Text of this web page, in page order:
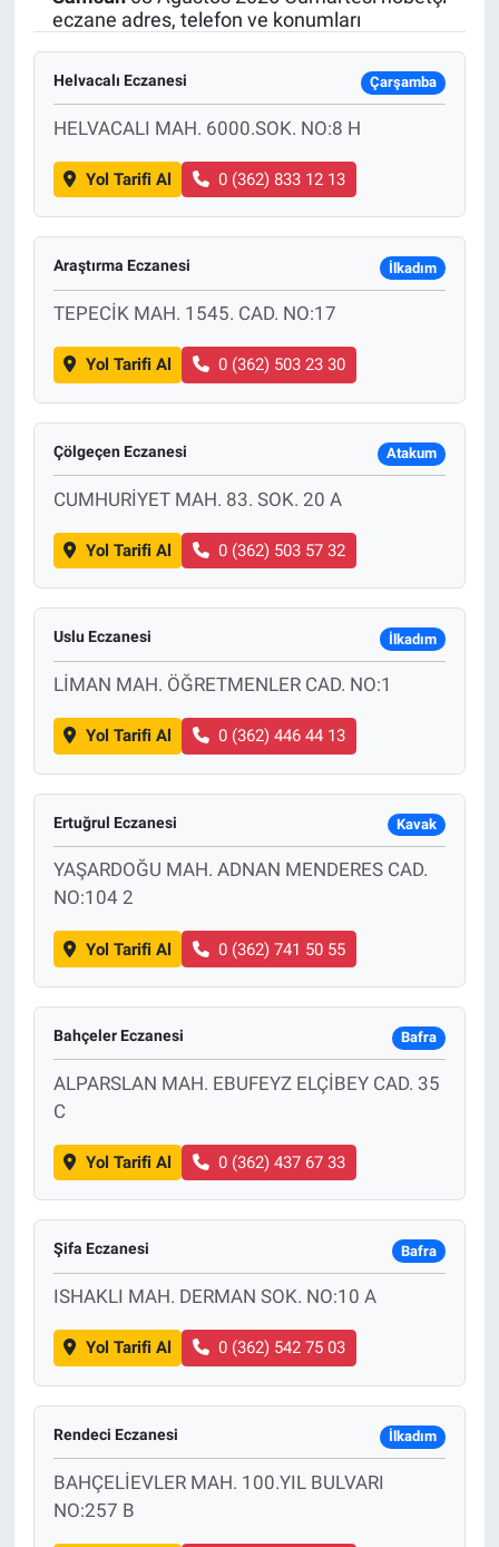
eczane adres, telefon ve konumları
Helvacalı Eczanesi Çarşamba
HELVACALI MAH. 6000.SOK. NO:8 H
Yol Tarifi Al 0 (362) 833 12 13
Araştırma Eczanesi İlkadım
TEPECİK MAH. 1545. CAD. NO:17
Yol Tarifi Al 0 (362) 503 23 30
Çölgeçen Eczanesi Atakum
CUMHURİYET MAH. 83. SOK. 20 A
Yol Tarifi Al 0 (362) 503 57 32
Uslu Eczanesi İlkadım
LİMAN MAH. ÖĞRETMENLER CAD. NO:1
Yol Tarifi Al 0 (362) 446 44 13
Ertuğrul Eczanesi Kavak
YAŞARDOĞU MAH. ADNAN MENDERES CAD.
NO:104 2
Yol Tarifi Al 0 (362) 741 50 55
Bahçeler Eczanesi Bafra
ALPARSLAN MAH. EBUFEYZ ELÇİBEY CAD. 35
C
Yol Tarifi Al 0 (362) 437 67 33
Şifa Eczanesi Bafra
ISHAKLI MAH. DERMAN SOK. NO:10 A
Yol Tarifi Al 0 (362) 542 75 03
Rendeci Eczanesi İlkadım
BAHÇELİEVLER MAH. 100.YIL BULVARI
NO:257 B
ÖZEL HABER
Keşfet
ASTROLOJİ
MANŞET
İLAN
Bize ulaşın
İletişim/Künye
Yaşam
Gözden Kaçmasın
İletişim (Künye)